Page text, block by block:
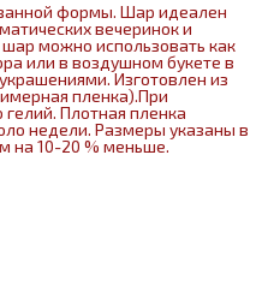
формы. Шар идеален
вечеринок и
можно использовать как
или в воздушном букете в
Изготовлен из
пленка).При
гелий. Плотная пленка
недели. Размеры указаны в
на 10-20 % меньше.